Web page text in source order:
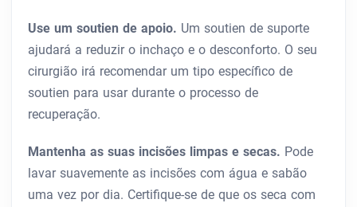
Use um soutien de apoio. Um soutien de suporte
ajudará a reduzir o inchaço e o desconforto. O seu
cirurgião irá recomendar um tipo específico de
soutien para usar durante o processo de
recuperação.
Mantenha as suas incisões limpas e secas. Pode
lavar suavemente as incisões com água e sabão
uma vez por dia. Certifique-se de que os seca com